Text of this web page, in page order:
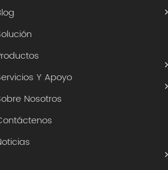
Y Apoyo
Nosotros